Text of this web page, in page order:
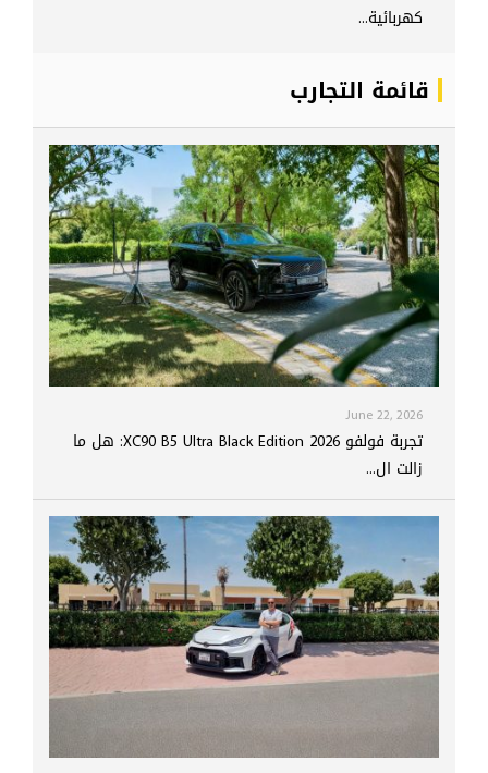
كهربائية...
قائمة التجارب
June 22, 2026
تجربة فولفو XC90 B5 Ultra Black Edition 2026: هل ما
زالت ال...